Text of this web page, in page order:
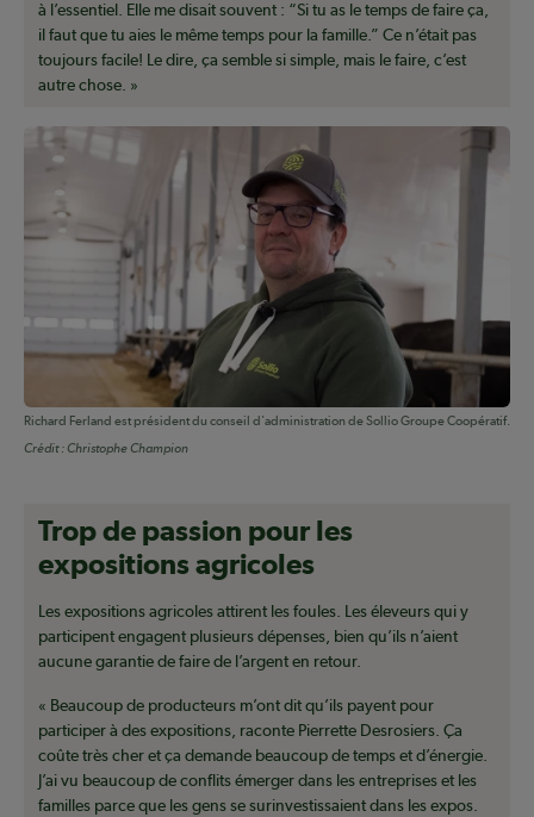
à l’essentiel. Elle me disait souvent : “Si tu as le temps de faire ça,
il faut que tu aies le même temps pour la famille.” Ce n’était pas
toujours facile! Le dire, ça semble si simple, mais le faire, c’est
autre chose. »
Richard Ferland est président du conseil d'administration de Sollio Groupe Coopératif.
Crédit : Christophe Champion
Trop de passion pour les
expositions agricoles
Les expositions agricoles attirent les foules. Les éleveurs qui y
participent engagent plusieurs dépenses, bien qu’ils n’aient
aucune garantie de faire de l’argent en retour.
« Beaucoup de producteurs m’ont dit qu’ils payent pour
participer à des expositions, raconte Pierrette Desrosiers. Ça
coûte très cher et ça demande beaucoup de temps et d’énergie.
J’ai vu beaucoup de conflits émerger dans les entreprises et les
familles parce que les gens se surinvestissaient dans les expos.